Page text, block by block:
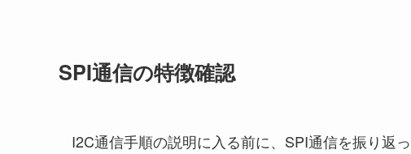
SPI通信の特徴確認
I2C通信手順の説明に入る前に、SPI通信を振り返っ